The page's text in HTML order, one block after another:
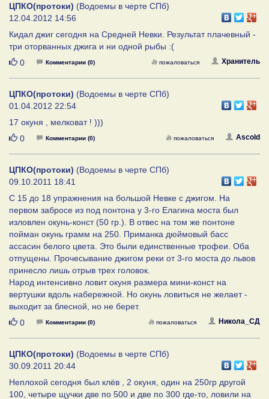
ЦПКО(протоки) (Водоемы в черте СПб)
12.04.2012 14:56
Кидал джиг сегодня на Средней Невки. Результат плачевный -
три оторванных джига и ни одной рыбы :(
Нравится
0 Комментарии (0) Хранитель
пожаловаться
ЦПКО(протоки) (Водоемы в черте СПб)
01.04.2012 22:54
17 окуня , мелковат ! )))
Нравится
0 Комментарии (0) Ascold
пожаловаться
ЦПКО(протоки) (Водоемы в черте СПб)
09.10.2011 18:41
С 15 до 18 упражнения на большой Невке с джигом. На
первом забросе из под понтона у 3-го Елагина моста был
изловлен окунь-конст (50 гр.). В отвес на том же понтоне
пойман окунь грамм на 250. Приманка дюймовый басс
ассасин белого цвета. Это были единственные трофеи. Оба
отпущены. Прочесывание джигом реки от 3-го моста до львов
принесло лишь отрыв трех головок.
Народ интенсивно ловит окуня размера мини-конст на
вертушки вдоль набережной. Но окунь ловиться не желает -
выходит за блесной, но не берет.
Нравится
0 Комментарии (0) Никола_СД
пожаловаться
ЦПКО(протоки) (Водоемы в черте СПб)
30.09.2011 20:44
Неплохой сегодня был клёв , 2 окуня, один на 250гр другой
100, четыре щучки две по 500 и две по 300 где-то, ловили на